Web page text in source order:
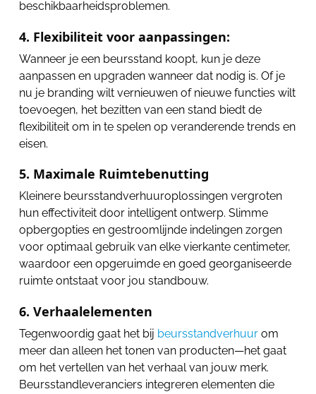
beschikbaarheidsproblemen.
4. Flexibiliteit voor aanpassingen:
Wanneer je een beursstand koopt, kun je deze
aanpassen en upgraden wanneer dat nodig is. Of je
nu je branding wilt vernieuwen of nieuwe functies wilt
toevoegen, het bezitten van een stand biedt de
flexibiliteit om in te spelen op veranderende trends en
eisen.
5. Maximale Ruimtebenutting
Kleinere beursstandverhuuroplossingen vergroten
hun effectiviteit door intelligent ontwerp. Slimme
opbergopties en gestroomlijnde indelingen zorgen
voor optimaal gebruik van elke vierkante centimeter,
waardoor een opgeruimde en goed georganiseerde
ruimte ontstaat voor jou standbouw.
6. Verhaalelementen
Tegenwoordig gaat het bij beursstandverhuur om
meer dan alleen het tonen van producten—het gaat
om het vertellen van het verhaal van jouw merk.
Beursstandleveranciers integreren elementen die